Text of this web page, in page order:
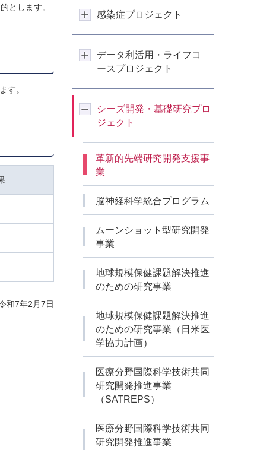
とします。
す。
和7年2月7日
感染症プロジェクト
データ利活用・ライフコ
ースプロジェクト
シーズ開発・基礎研究プロ
ジェクト
革新的先端研究開発支援事
業
脳神経科学統合プログラム
ムーンショット型研究開発
事業
地球規模保健課題解決推進
のための研究事業
地球規模保健課題解決推進
のための研究事業（日米医
学協力計画）
医療分野国際科学技術共同
研究開発推進事業
（SATREPS）
医療分野国際科学技術共同
研究開発推進事業